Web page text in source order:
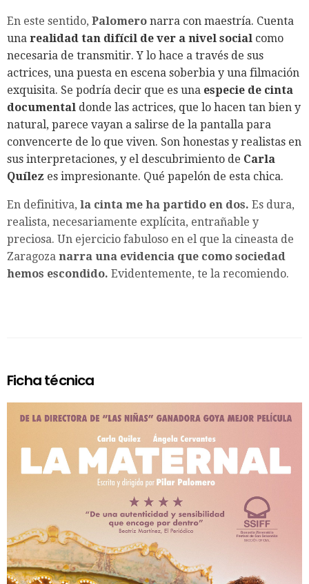
En este sentido, Palomero narra con maestría. Cuenta
una realidad tan difícil de ver a nivel social como
necesaria de transmitir. Y lo hace a través de sus
actrices, una puesta en escena soberbia y una filmación
exquisita. Se podría decir que es una especie de cinta
documental donde las actrices, que lo hacen tan bien y
natural, parece vayan a salirse de la pantalla para
convencerte de lo que viven. Son honestas y realistas en
sus interpretaciones, y el descubrimiento de Carla
Quílez es impresionante. Qué papelón de esta chica.
En definitiva, la cinta me ha partido en dos. Es dura,
realista, necesariamente explícita, entrañable y
preciosa. Un ejercicio fabuloso en el que la cineasta de
Zaragoza narra una evidencia que como sociedad
hemos escondido. Evidentemente, te la recomiendo.
Ficha técnica